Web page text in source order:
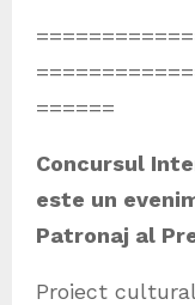
======
Concursul
este un
Patronaj al
Proiect